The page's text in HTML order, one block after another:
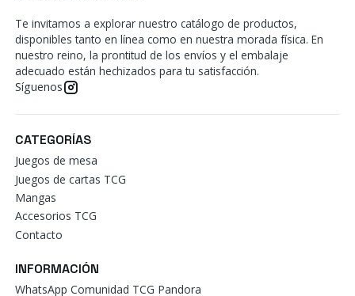
Te invitamos a explorar nuestro catálogo de productos,
disponibles tanto en línea como en nuestra morada física. En
nuestro reino, la prontitud de los envíos y el embalaje
adecuado están hechizados para tu satisfacción.
Síguenos
CATEGORÍAS
Juegos de mesa
Juegos de cartas TCG
Mangas
Accesorios TCG
Contacto
INFORMACIÓN
WhatsApp Comunidad TCG Pandora